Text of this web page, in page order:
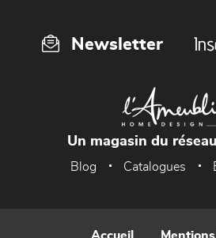
Newsletter
Un magasin du
Blog Catalogues